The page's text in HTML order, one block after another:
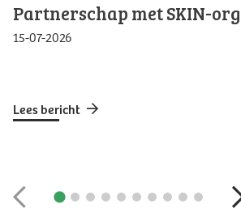
Partnerschap met SKIN-
15-07-2026
Lees bericht